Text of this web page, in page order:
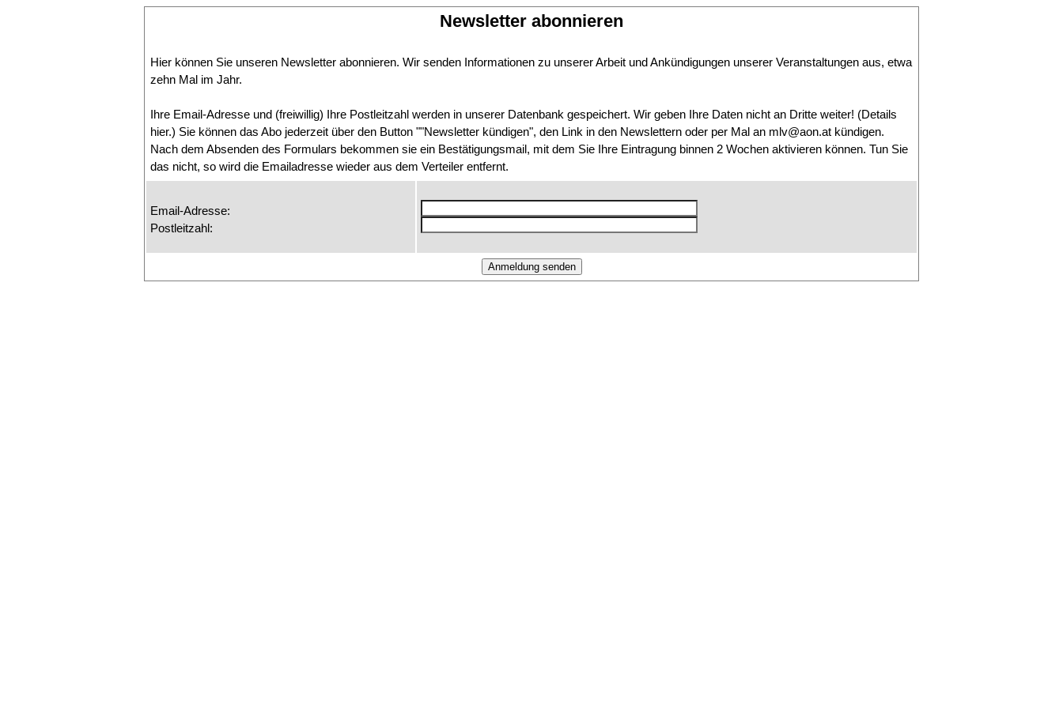
Newsletter abonnieren
Hier können Sie unseren Newsletter abonnieren. Wir senden Informationen zu unserer Arbeit und Ankündigungen unserer Veranstaltungen aus, etwa
zehn Mal im Jahr.
Ihre Email-Adresse und (freiwillig) Ihre Postleitzahl werden in unserer Datenbank gespeichert. Wir geben Ihre Daten nicht an Dritte weiter! (Details
hier.) Sie können das Abo jederzeit über den Button ""Newsletter kündigen", den Link in den Newslettern oder per Mal an mlv@aon.at kündigen.
Nach dem Absenden des Formulars bekommen sie ein Bestätigungsmail, mit dem Sie Ihre Eintragung binnen 2 Wochen aktivieren können. Tun Sie
das nicht, so wird die Emailadresse wieder aus dem Verteiler entfernt.
Email-Adresse:
Postleitzahl: